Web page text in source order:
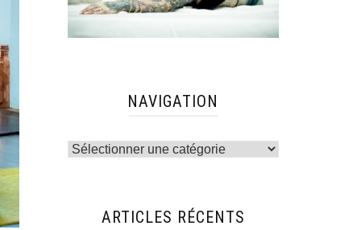
NAVIGATION
Navigation
ARTICLES RÉCENTS